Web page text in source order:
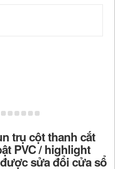
trụ cột thanh cắt
PVC / highlight
sửa đổi cửa sổ